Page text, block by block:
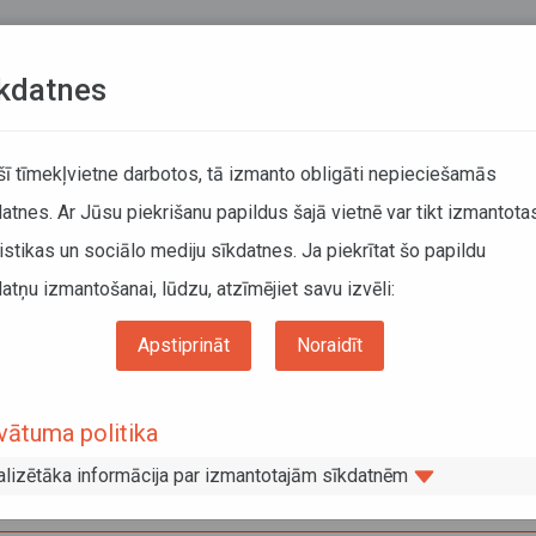
vadītāja atestāts kravu komercpārvadājumiem ar autotransportu
ar autotransportu
ar Kopienas atļauju
tīmekļvietne darbotos, tā izmanto obligāti nepieciešamās
Ar Jūsu piekrišanu papildus šajā vietnē var tikt
un sociālo mediju sīkdatnes. Ja piekrītat šo papildu
izmantošanai, lūdzu, atzīmējiet savu izvēli:
Apstiprināt Noraidīt
politika
informācija par izmantotajām sīkdatnēm